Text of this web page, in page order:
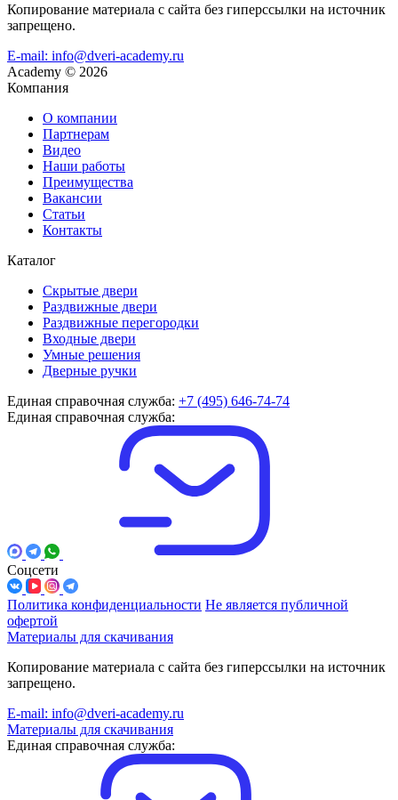
Копирование материала с сайта без гиперссылки на источник
запрещено.
E-mail: info@dveri-academy.ru
Academy © 2026
Компания
О компании
Партнерам
Видео
Наши работы
Преимущества
Вакансии
Статьи
Контакты
Каталог
Скрытые двери
Раздвижные двери
Раздвижные перегородки
Входные двери
Умные решения
Дверные ручки
Единая справочная служба: +7 (495) 646-74-74
Единая справочная служба:
Соцсети
Политика конфиденциальности Не является публичной
офертой
Материалы для скачивания
Копирование материала с сайта без гиперссылки на источник
запрещено.
E-mail: info@dveri-academy.ru
Материалы для скачивания
Единая справочная служба: